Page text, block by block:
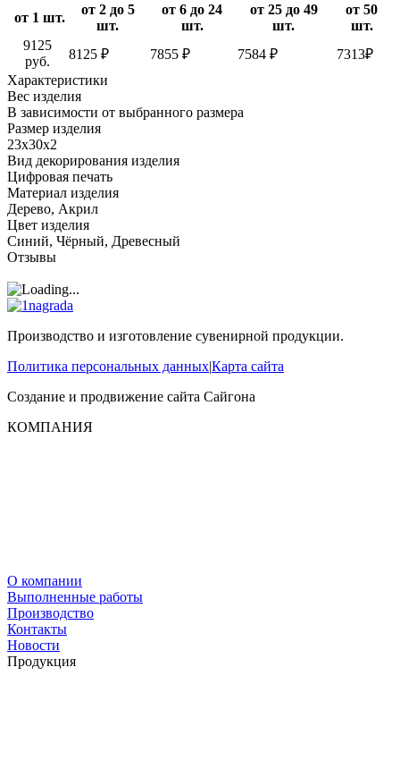
от 1 шт.
от 2 до 5
шт.
от 6 до 24
шт.
от 25 до 49
шт.
от 50
шт.
9125
руб.
8125 ₽ 7855 ₽ 7584 ₽
7313₽
Характеристики
Вес изделия
В зависимости от выбранного размера
Размер изделия
23х30х2
Вид декорирования изделия
Цифровая печать
Материал изделия
Дерево, Акрил
Цвет изделия
Синий, Чёрный, Древесный
Отзывы
Производство и изготовление сувенирной продукции.
Политика персональных данных|Карта сайта
Создание и продвижение сайта Сайгона
КОМПАНИЯ
О компании
Выполненные работы
Производство
Контакты
Новости
Продукция